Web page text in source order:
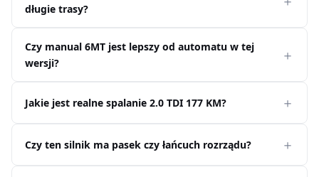
długie trasy?
Czy manual 6MT jest lepszy od automatu w tej
wersji?
Jakie jest realne spalanie 2.0 TDI 177 KM?
Czy ten silnik ma pasek czy łańcuch rozrządu?